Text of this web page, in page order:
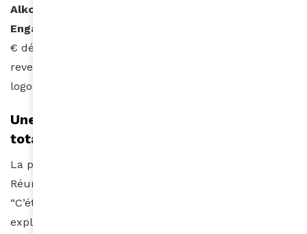
Alkokra
Engagées
€ décerné par le jury du rallye, il sera intégralement
reversé à l’association. Leur 4×4 porte fièrement son
logo pendant toute la course.
Une préparation intense, un engagement
total
La préparation a commencé bien avant le départ.
Réunir plus de 35 000 € de budget a été un vrai défi.
“C’était presque un second job à temps plein !”
expliquent-elles. Démarchage de sponsors, dossiers,